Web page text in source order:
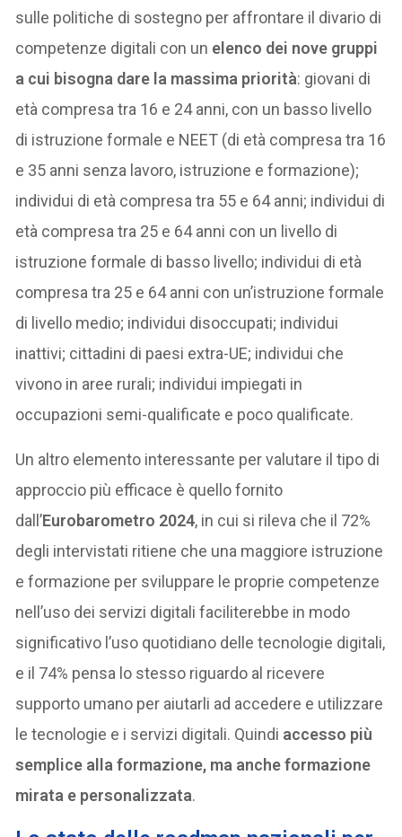
sulle politiche di sostegno per affrontare il divario di
competenze digitali con un elenco dei nove gruppi
a cui bisogna dare la massima priorità: giovani di
età compresa tra 16 e 24 anni, con un basso livello
di istruzione formale e NEET (di età compresa tra 16
e 35 anni senza lavoro, istruzione e formazione);
individui di età compresa tra 55 e 64 anni; individui di
età compresa tra 25 e 64 anni con un livello di
istruzione formale di basso livello; individui di età
compresa tra 25 e 64 anni con un’istruzione formale
di livello medio; individui disoccupati; individui
inattivi; cittadini di paesi extra-UE; individui che
vivono in aree rurali; individui impiegati in
occupazioni semi-qualificate e poco qualificate.
Un altro elemento interessante per valutare il tipo di
approccio più efficace è quello fornito
dall’Eurobarometro 2024, in cui si rileva che il 72%
degli intervistati ritiene che una maggiore istruzione
e formazione per sviluppare le proprie competenze
nell’uso dei servizi digitali faciliterebbe in modo
significativo l’uso quotidiano delle tecnologie digitali,
e il 74% pensa lo stesso riguardo al ricevere
supporto umano per aiutarli ad accedere e utilizzare
le tecnologie e i servizi digitali. Quindi accesso più
semplice alla formazione, ma anche formazione
mirata e personalizzata.